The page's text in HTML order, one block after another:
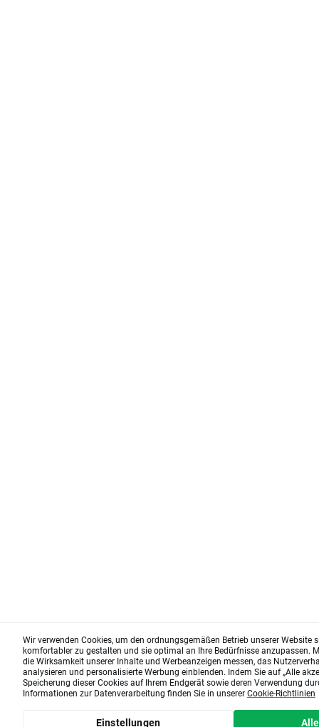
Wir verwenden Cookies, um den ordnungsgemäßen Betrieb unserer Website
komfortabler zu gestalten und sie optimal an Ihre Bedürfnisse anzupassen.
die Wirksamkeit unserer Inhalte und Werbeanzeigen messen, das
analysieren und personalisierte Werbung einblenden. Indem Sie auf „Alle
Speicherung dieser Cookies auf Ihrem Endgerät sowie deren Verwendung
Informationen zur Datenverarbeitung finden Sie in unsererCookie-Richtlinien
Einstellungen